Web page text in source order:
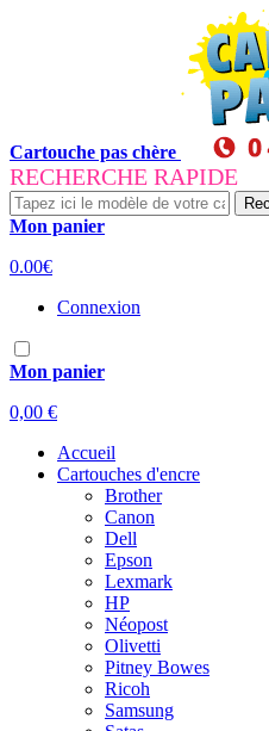
Cartouche pas chère
RECHERCHE RAPIDE
Mon panier
0.00€
Connexion
Mon panier
0,00 €
Accueil
Cartouches d'encre
Brother
Canon
Dell
Epson
Lexmark
HP
Néopost
Olivetti
Pitney Bowes
Ricoh
Samsung